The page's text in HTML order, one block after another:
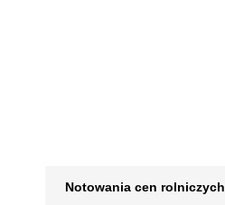
Notowania cen rolniczych